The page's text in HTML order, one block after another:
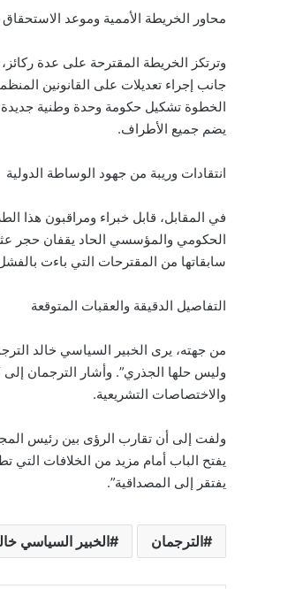
محاور الخريطة الأممية وموعد الاستحقاق
وترتكز الخريطة المقترحة على عدة ركائز،
جانب إجراء تعديلات على القانونين
الخطوة تشكيل حكومة وحدة وطنية جديدة
يضم جميع الأطراف.
انتقادات وريبة من جهود الوساطة الدولية
في المقابل، قابل خبراء ومراقبون هذا
الحكومي والمؤسسي الحاد يقفان حجر
سابقاتها من المقترحات التي باءت بالفشل
التفاصيل الدقيقة والعقبات المتوقعة
من جهته، يرى الخبير السياسي خالد
وليس حلها الجذري”. وأشار الترجمان إلى
والاختصاصات التشريعية.
ولفت إلى أن تقارب الرؤى بين رئيس
يفتح الباب أمام مزيد من الخلافات التي
يفتقر إلى المصداقية”.
الترجمان الخبير السياسي